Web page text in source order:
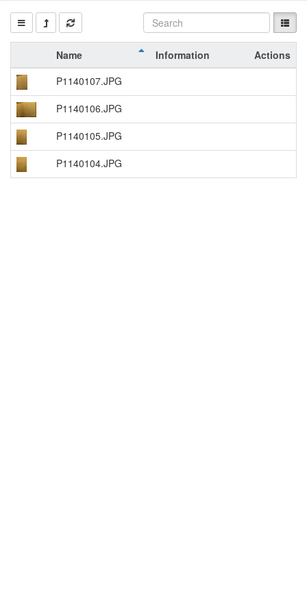
Name Information
Actions
P1140107.JPG
P1140106.JPG
P1140105.JPG
P1140104.JPG